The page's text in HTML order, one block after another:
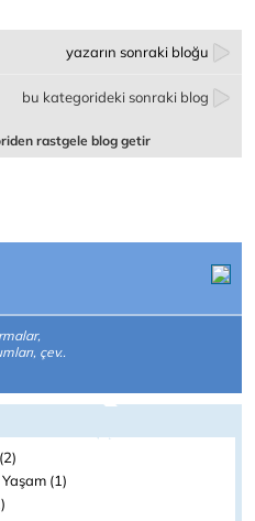
yazarın sonraki bloğu
bu kategorideki sonraki blog
rastgele blog getir
çev..
(1)